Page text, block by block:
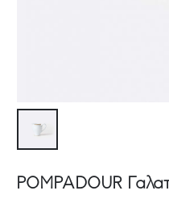
POMPADOUR